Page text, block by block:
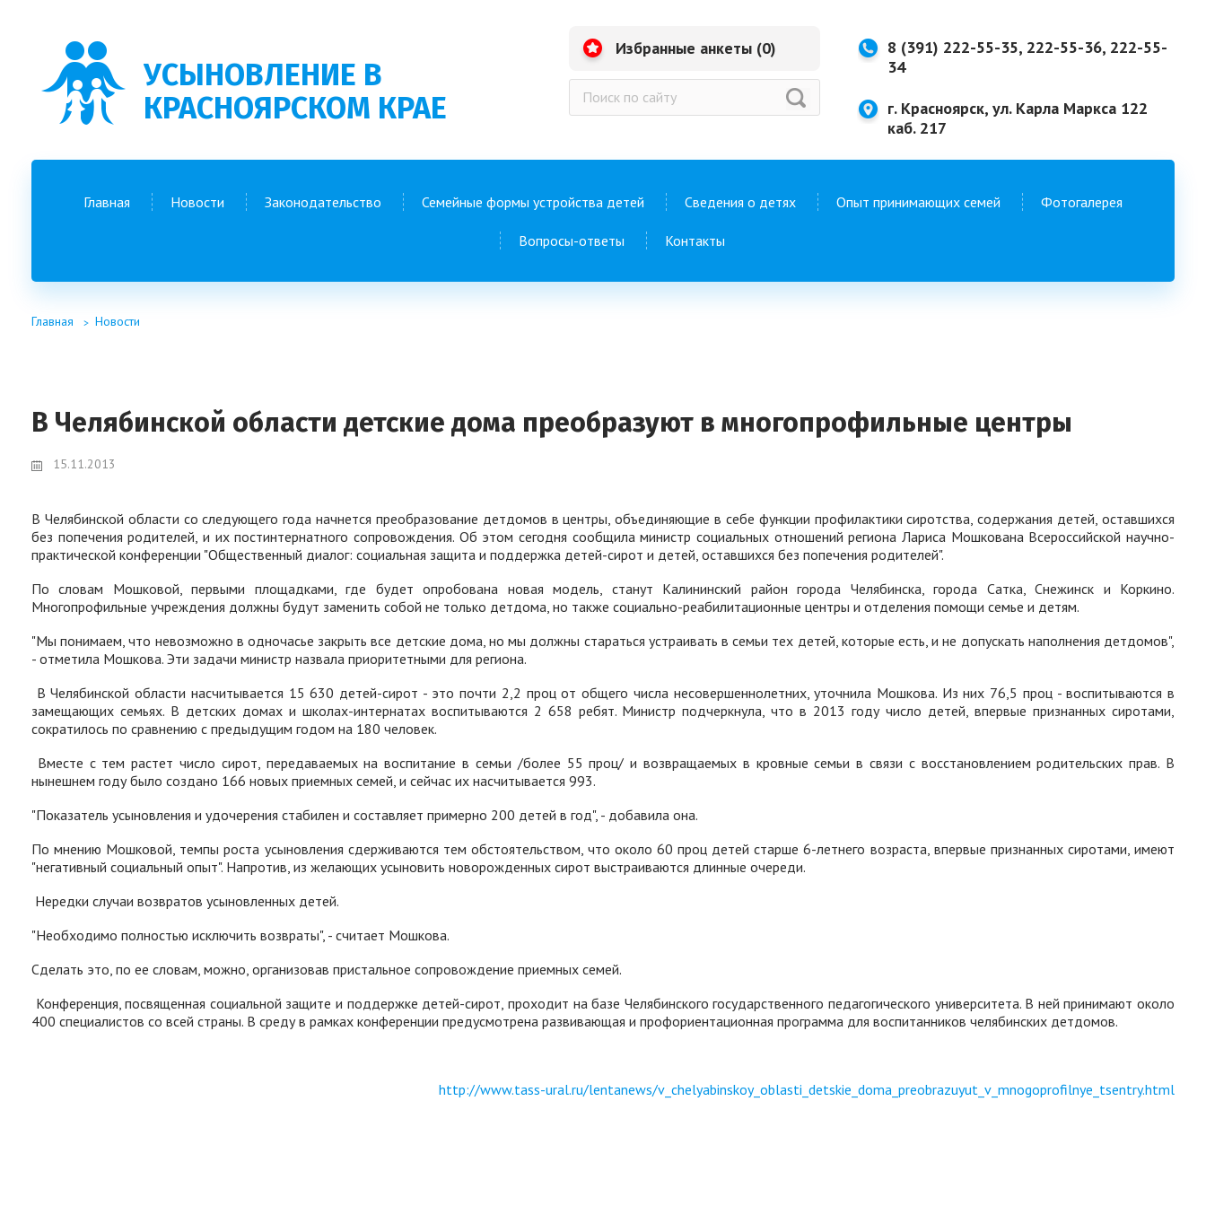
УСЫНОВЛЕНИЕ В
КРАСНОЯРСКОМ КРАЕ
Избранные анкеты (0)
8 (391) 222-55-35, 222-55-36, 222-55-
34
г. Красноярск, ул. Карла Маркса 122
каб. 217
Главная Новости Законодательство Семейные формы устройства детей Сведения о детях Опыт принимающих семей Фотогалерея
Вопросы-ответы Контакты
Главная Новости
В Челябинской области детские дома преобразуют в многопрофильные центры
15.11.2013
В Челябинской области со следующего года начнется преобразование детдомов в центры, объединяющие в себе функции профилактики сиротства, содержания детей, оставшихся
без попечения родителей, и их постинтернатного сопровождения. Об этом сегодня сообщила министр социальных отношений региона Лариса Мошкована Всероссийской научно-
практической конференции "Общественный диалог: социальная защита и поддержка детей-сирот и детей, оставшихся без попечения родителей".
По словам Мошковой, первыми площадками, где будет опробована новая модель, станут Калининский район города Челябинска, города Сатка, Снежинск и Коркино.
Многопрофильные учреждения должны будут заменить собой не только детдома, но также социально-реабилитационные центры и отделения помощи семье и детям.
"Мы понимаем, что невозможно в одночасье закрыть все детские дома, но мы должны стараться устраивать в семьи тех детей, которые есть, и не допускать наполнения детдомов",
- отметила Мошкова. Эти задачи министр назвала приоритетными для региона.
В Челябинской области насчитывается 15 630 детей-сирот - это почти 2,2 проц от общего числа несовершеннолетних, уточнила Мошкова. Из них 76,5 проц - воспитываются в
замещающих семьях. В детских домах и школах-интернатах воспитываются 2 658 ребят. Министр подчеркнула, что в 2013 году число детей, впервые признанных сиротами,
сократилось по сравнению с предыдущим годом на 180 человек.
Вместе с тем растет число сирот, передаваемых на воспитание в семьи /более 55 проц/ и возвращаемых в кровные семьи в связи с восстановлением родительских прав. В
нынешнем году было создано 166 новых приемных семей, и сейчас их насчитывается 993.
"Показатель усыновления и удочерения стабилен и составляет примерно 200 детей в год", - добавила она.
По мнению Мошковой, темпы роста усыновления сдерживаются тем обстоятельством, что около 60 проц детей старше 6-летнего возраста, впервые признанных сиротами, имеют
"негативный социальный опыт". Напротив, из желающих усыновить новорожденных сирот выстраиваются длинные очереди.
Нередки случаи возвратов усыновленных детей.
"Необходимо полностью исключить возвраты", - считает Мошкова.
Сделать это, по ее словам, можно, организовав пристальное сопровождение приемных семей.
Конференция, посвященная социальной защите и поддержке детей-сирот, проходит на базе Челябинского государственного педагогического университета. В ней принимают около
400 специалистов со всей страны. В среду в рамках конференции предусмотрена развивающая и профориентационная программа для воспитанников челябинских детдомов.
http://www.tass-ural.ru/lentanews/v_chelyabinskoy_oblasti_detskie_doma_preobrazuyut_v_mnogoprofilnye_tsentry.html